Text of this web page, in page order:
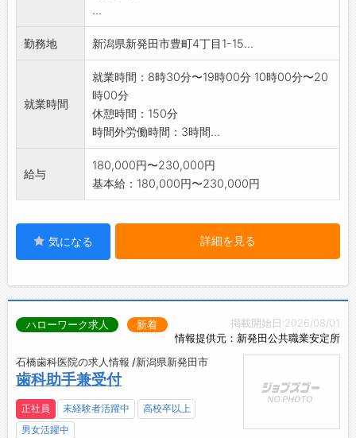
...
勤務地 新潟県新発田市豊町4丁目1-15...
就業時間
就業時間：8時30分〜19時00分 10時00分〜20
時00分
休憩時間：150分
時間外労働時間：3時間...
給与
180,000円〜230,000円
基本給：180,000円〜230,000円
気になる 詳細を見る
掲載開始日:2026/08/01
情報提供元：新発田公共職業安定所
ハローワーク求人 新着
石橋歯科医院の求人情報 /新潟県新発田市
歯科助手兼受付
正社員 未経験者活躍中
高校卒以上
男女活躍中